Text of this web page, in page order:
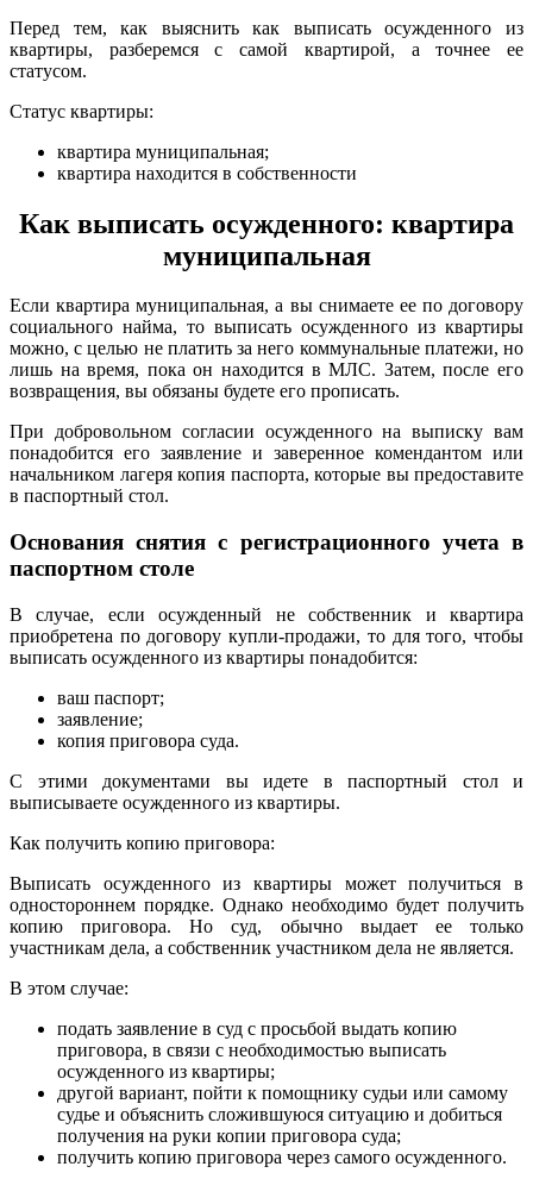
Перед тем, как выяснить как выписать осужденного из
квартиры, разберемся с самой квартирой, а точнее ее
статусом.
Статус квартиры:
квартира муниципальная;
квартира находится в собственности
Как выписать осужденного: квартира
муниципальная
Если квартира муниципальная, а вы снимаете ее по договору
социального найма, то выписать осужденного из квартиры
можно, с целью не платить за него коммунальные платежи, но
лишь на время, пока он находится в МЛС. Затем, после его
возвращения, вы обязаны будете его прописать.
При добровольном согласии осужденного на выписку вам
понадобится его заявление и заверенное комендантом или
начальником лагеря копия паспорта, которые вы предоставите
в паспортный стол.
Основания снятия с регистрационного учета в
паспортном столе
В случае, если осужденный не собственник и квартира
приобретена по договору купли-продажи, то для того, чтобы
выписать осужденного из квартиры понадобится:
ваш паспорт;
заявление;
копия приговора суда.
С этими документами вы идете в паспортный стол и
выписываете осужденного из квартиры.
Как получить копию приговора:
Выписать осужденного из квартиры может получиться в
одностороннем порядке. Однако необходимо будет получить
копию приговора. Но суд, обычно выдает ее только
участникам дела, а собственник участником дела не является.
В этом случае:
подать заявление в суд с просьбой выдать копию
приговора, в связи с необходимостью выписать
осужденного из квартиры;
другой вариант, пойти к помощнику судьи или самому
судье и объяснить сложившуюся ситуацию и добиться
получения на руки копии приговора суда;
получить копию приговора через самого осужденного.